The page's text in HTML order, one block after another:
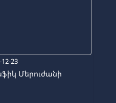
23
Մերուժանի